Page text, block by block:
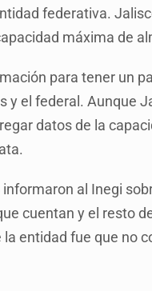
federativa.
máxima de
para tener un
y el federal. Aunque
datos de la
al Inegi
cuentan y el resto
entidad fue que no